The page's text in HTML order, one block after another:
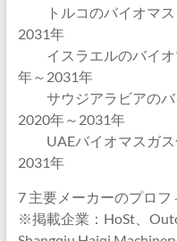
トルコのバイオマス
2031年
イスラエルのバイオ
年～2031年
サウジアラビアのバ
2020年～2031年
UAEバイオマスガス
2031年
7 主要メーカーのプロフ
※掲載企業：HoSt、